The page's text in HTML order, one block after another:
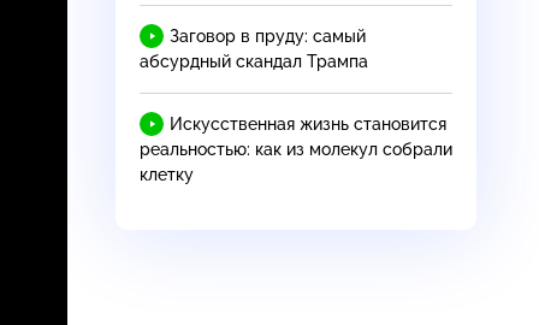
Заговор в пруду: самый
абсурдный скандал Трампа
Искусственная жизнь становится
реальностью: как из молекул собрали
клетку